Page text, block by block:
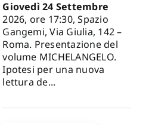
Giovedì 24 Settembre
2026, ore 17:30, Spazio
Gangemi, Via Giulia, 142 –
Roma. Presentazione del
volume MICHELANGELO.
Ipotesi per una nuova
lettura de...